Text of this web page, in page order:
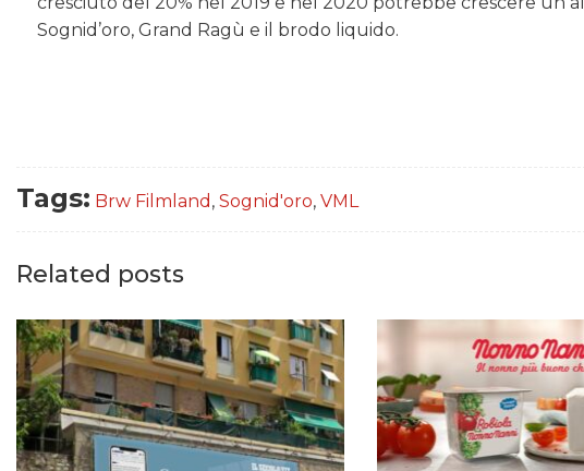
Sognid’oro, Grand Ragù e il brodo liquido.
Tags: Brw Filmland , Sognid'oro, VML
Related posts